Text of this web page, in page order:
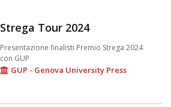
Strega Tour 2024
Presentazione finalisti Premio Strega 2024
con GUP
GUP - Genova University Press